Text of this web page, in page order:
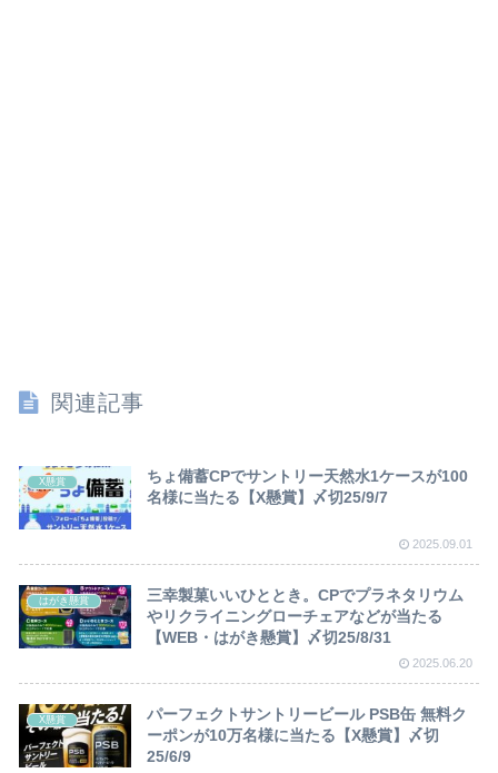
関連記事
X懸賞
ちょ備蓄CPでサントリー天然水1ケースが100
名様に当たる【X懸賞】〆切25/9/7
2025.09.01
はがき懸賞
三幸製菓いいひととき。CPでプラネタリウム
やリクライニングローチェアなどが当たる
【WEB・はがき懸賞】〆切25/8/31
2025.06.20
X懸賞
パーフェクトサントリービール PSB缶 無料ク
ーポンが10万名様に当たる【X懸賞】〆切
25/6/9